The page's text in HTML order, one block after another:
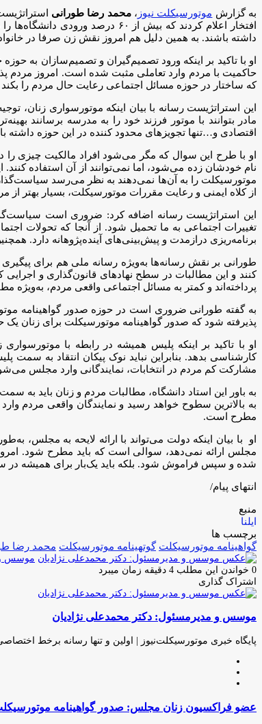
به گزارش موتورسیکلت نیوز ،محمد رضا طورانی
افتخار اعلام کردند که بیش
داشته باشند. به همین دلیل هم امروز نقش زن صرفا در
او با تاکید بر اینکه ورود تصمیم‌گیران و تصمیم‌سازان به
حاکمیت با مردم وارد تعاملی مثبت شده است. امروز مردم
که ساختار در حوزه مسائل اجتماعی رعایت حال مردم را
این استراتژیست رسانه با بیان اینکه موتورسواری زنان،
مادر بتوانند با موتور فرزند خود را به مدرسه برسانند
اقتصادی و…تنها تجویزهای محدود کننده در این حوزه داشته
او با طرح این سوال که مگر می‌شود افراد مالکیت چیزی را
نام خودشان زده می‌شود، اما نمی‌توانند از آن استفاده کنند.
موتورسیکلت را به آن‌ها نمی‌دهند به نظر می‌رسد
از کلاه ایمنی و رعایت مقررات موتورسیکلت، بسیار بهتر از
این استراتژیست رسانه اضافه کرد: ضروری است
تغییرات اجتماعی به ما تحمیل شود. از آنجا که تحولات
برنامه‌ریزی درازمدت و پیش‌بینی‌های آینده‌پژوهانه دارد.
طورانی بر نقش رسانه‌ها به‌ویژه رسانه ملی هم برای
کنند و این مطالبات در سطح نهادهای قانون‌گذاری و
پرداخته‌اند و کمتر به مسائل اجتماعی واقعی مردم، به‌ویژه
به گفته طورانی ضروری است در حوزه صدور گواهینامه
پذیرفته شود که صدور گواهینامه موتورسیکلت برای زنان یک
او با تاکید بر اینکه پلیس همیشه در رابطه با
کارشناسی بدهد. بنابراین نباید نوک پیکان انتقاد به سمت
مشارکت کم مردم در انتخابات، نمایندگانی وارد مجلس
به بالاترین سطوح خواهد رسید و نمایندگان واقعی مردم
مطرح است.
او با بیان اینکه دولت می‌تواند با ارائه لایحه به مجلس،
مجلس ارائه نمی‌دهد، سوالی است که باید مطرح شود.
شده و سپس فراموش شود. بلکه باید یک‌بار برای همیشه در
انتهای پیام/
منبع
ایلنا
برچسب ها
گواهینامه موتورسیکلت گوتهینامه موتورسیکلت محمد رضا
موسس و
0 خواندن این مطلب 4 دقیقه زمان میبرد
اشتراک گذاری
فیس
توئیتر
لینکدین
واتس
تلگرام
اشتراک
از
ایمیل
چاپ
موسس و مدیرمسئول: دکتر محمدعلی نژادیان
پایگاه خبری موتورسیکلت‌نیوز | اولین و تنها رسانه برخط
عضو
فراکسیون
عضو فراکسیون زنان مجلس: صدور گواهینامه